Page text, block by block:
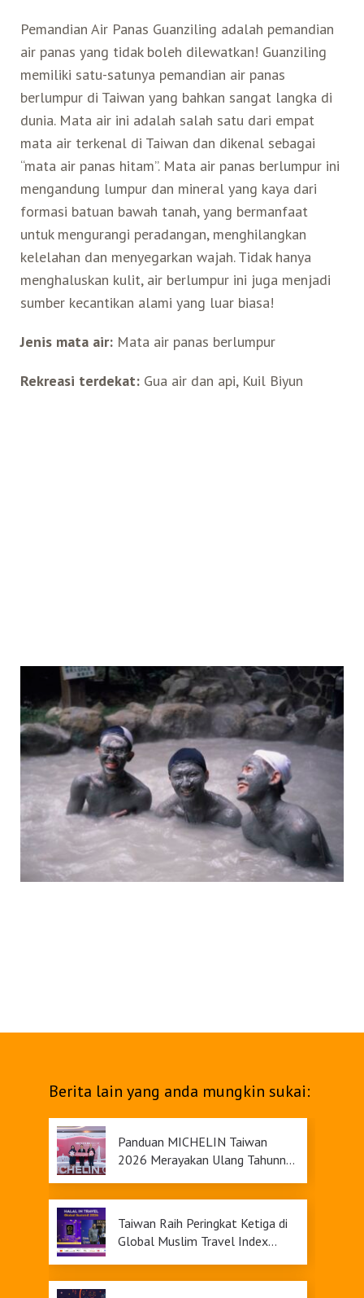
Pemandian Air Panas Guanziling adalah pemandian
air panas yang tidak boleh dilewatkan! Guanziling
memiliki satu-satunya pemandian air panas
berlumpur di Taiwan yang bahkan sangat langka di
dunia. Mata air ini adalah salah satu dari empat
mata air terkenal di Taiwan dan dikenal sebagai
“mata air panas hitam”. Mata air panas berlumpur ini
mengandung lumpur dan mineral yang kaya dari
formasi batuan bawah tanah, yang bermanfaat
untuk mengurangi peradangan, menghilangkan
kelelahan dan menyegarkan wajah. Tidak hanya
menghaluskan kulit, air berlumpur ini juga menjadi
sumber kecantikan alami yang luar biasa!
Jenis mata air:Mata air panas berlumpur
Rekreasi terdekat:Gua air dan api, Kuil Biyun
Berita lain yang anda mungkin sukai:
Panduan MICHELIN Taiwan
2026 Merayakan Ulang Tahunnya
Taiwan Raih Peringkat Ketiga di
Global Muslim Travel Index